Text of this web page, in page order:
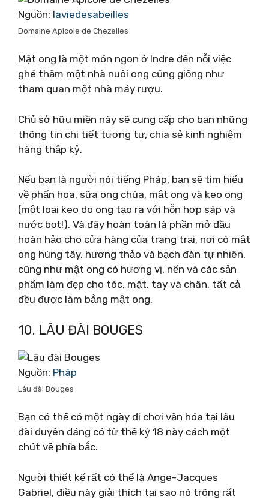
Nguồn: laviedesabeilles
Domaine Apicole de Chezelles
Mật ong là một món ngon ở Indre đến nỗi việc
ghé thăm một nhà nuôi ong cũng giống như
tham quan một nhà máy rượu.
Chủ sở hữu miền này sẽ cung cấp cho bạn những
thông tin chi tiết tương tự, chia sẻ kinh nghiệm
hàng thập kỷ.
Nếu bạn là người nói tiếng Pháp, bạn sẽ tìm hiểu
về phấn hoa, sữa ong chúa, mật ong và keo ong
(một loại keo do ong tạo ra với hỗn hợp sáp và
nước bọt!). Và đây hoàn toàn là phần mở đầu
hoàn hảo cho cửa hàng của trang trại, nơi có mật
ong húng tây, hương thảo và bạch đàn tự nhiên,
cũng như mật ong có hương vị, nến và các sản
phẩm làm đẹp cho tóc, mặt, tay và chân, tất cả
đều được làm bằng mật ong.
10. LÂU ĐÀI BOUGES
Nguồn: Pháp
Lâu đài Bouges
Bạn có thể có một ngày đi chơi văn hóa tại lâu
đài duyên dáng có từ thế kỷ 18 này cách một
chút về phía bắc.
Người thiết kế rất có thể là Ange-Jacques
Gabriel, điều này giải thích tại sao nó trông rất